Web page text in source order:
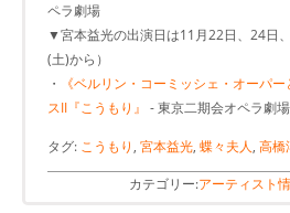
ペラ劇場
▼宮本益光の出演日は11月22日、24日
(土)から）
・
《ベルリン・コーミッシェ・オーパ
スII『こうもり』 - 東京二期会オペラ劇場
タグ: こうもり , 宮本益光, 蝶々夫人, 高橋
カテゴリー:アーティスト